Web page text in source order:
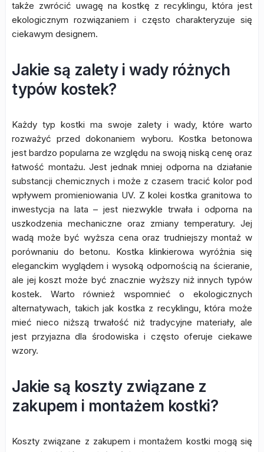
także zwrócić uwagę na kostkę z recyklingu, która jest
ekologicznym rozwiązaniem i często charakteryzuje się
ciekawym designem.
Jakie są zalety i wady różnych
typów kostek?
Każdy typ kostki ma swoje zalety i wady, które warto
rozważyć przed dokonaniem wyboru. Kostka betonowa
jest bardzo popularna ze względu na swoją niską cenę oraz
łatwość montażu. Jest jednak mniej odporna na działanie
substancji chemicznych i może z czasem tracić kolor pod
wpływem promieniowania UV. Z kolei kostka granitowa to
inwestycja na lata – jest niezwykle trwała i odporna na
uszkodzenia mechaniczne oraz zmiany temperatury. Jej
wadą może być wyższa cena oraz trudniejszy montaż w
porównaniu do betonu. Kostka klinkierowa wyróżnia się
eleganckim wyglądem i wysoką odpornością na ścieranie,
ale jej koszt może być znacznie wyższy niż innych typów
kostek. Warto również wspomnieć o ekologicznych
alternatywach, takich jak kostka z recyklingu, która może
mieć nieco niższą trwałość niż tradycyjne materiały, ale
jest przyjazna dla środowiska i często oferuje ciekawe
wzory.
Jakie są koszty związane z
zakupem i montażem kostki?
Koszty związane z zakupem i montażem kostki mogą się